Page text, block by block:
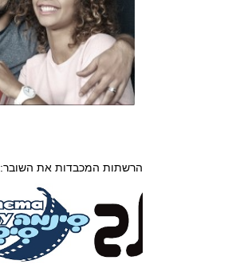
הרשתות המכבדות את השובר: